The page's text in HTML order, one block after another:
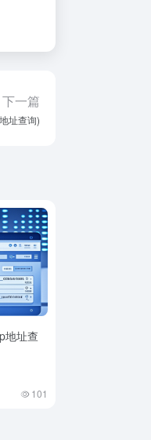
下一篇
址查询)
地址查
101